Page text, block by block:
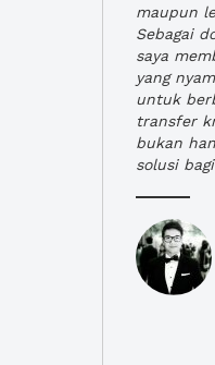
maupun
Sebagai
saya
yang
untuk
transfer
bukan
solusi